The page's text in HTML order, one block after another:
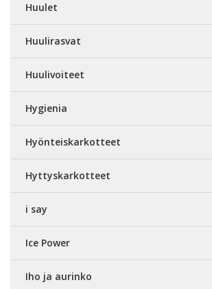
Huulet
Huulirasvat
Huulivoiteet
Hygienia
Hyönteiskarkotteet
Hyttyskarkotteet
i say
Ice Power
Iho ja aurinko